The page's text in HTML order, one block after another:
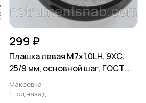
299 ₽
Плашка левая М7х1,0LH, 9ХС,
25/9 мм, основной шаг, ГОСТ
9740-71.
Макеевка
1 год назад